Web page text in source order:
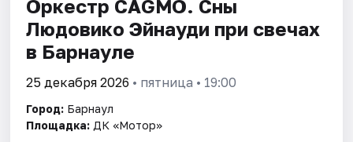
Оркестр CAGMO. Сны
Людовико Эйнауди при свечах
в Барнауле
25 декабря 2026 • пятница • 19:00
Город: Барнаул
Площадка: ДК «Мотор»